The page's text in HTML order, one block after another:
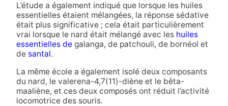
L’étude a également indiqué que lorsque les huiles
essentielles étaient mélangées, la réponse sédative
était plus significative ; cela était particulièrement
vrai lorsque le nard était mélangé avec les huiles
essentielles degalanga, de patchouli, de bornéol et
de santal.
La même école a également isolé deux composants
du nard, le valerena-4,7(11)-diène et le bêta-
maaliène, et ces deux composés ont réduit l’activité
locomotrice des souris.